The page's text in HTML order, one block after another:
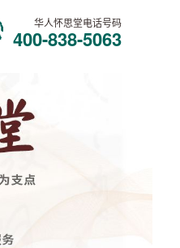
华人怀思堂电话号码
400-838-5063